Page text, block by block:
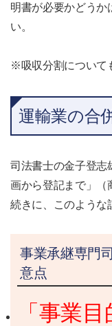
明書が必要かどうか
い。
※吸収分割について
運輸業の合
司法書士の金子登
画から登記まで」（
続きに、このような
事業承継専門
意点
「事業